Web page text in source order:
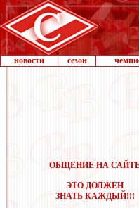
новости сезон
ОБЩЕНИЕ НА
ЭТО ДОЛЖЕН
ЗНАТЬ КАЖДЫЙ!!!